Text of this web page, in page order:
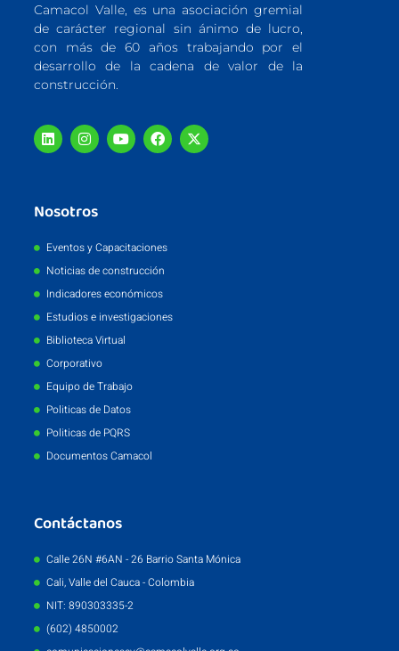
Camacol Valle, es una asociación gremial
de carácter regional sin ánimo de lucro,
con más de 60 años trabajando por el
desarrollo de la cadena de valor de la
construcción.
Nosotros
Eventos y Capacitaciones
Noticias de construcción
Indicadores económicos
Estudios e investigaciones
Biblioteca Virtual
Corporativo
Equipo de Trabajo
Politicas de Datos
Politicas de PQRS
Documentos Camacol
Contáctanos
Calle 26N #6AN - 26 Barrio Santa Mónica
Cali, Valle del Cauca - Colombia
NIT: 890303335-2
(602) 4850002